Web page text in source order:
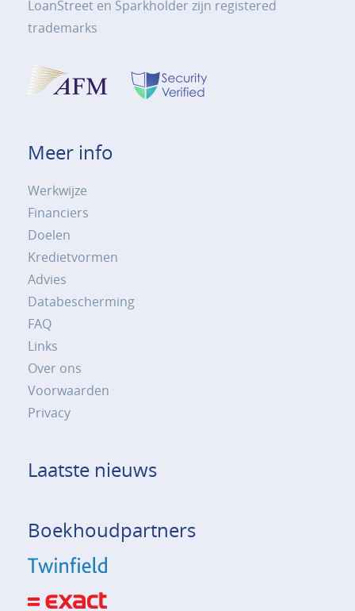
LoanStreet en Sparkholder zijn registered
trademarks
Meer info
Werkwijze
Financiers
Doelen
Kredietvormen
Advies
Databescherming
FAQ
Links
Over ons
Voorwaarden
Privacy
Laatste nieuws
Boekhoudpartners